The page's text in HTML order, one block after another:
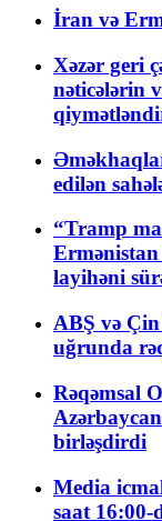
İran və
Xəzər geri
nəticələrin
edilən
“Tramp
Ermənistan
layihəni
ABŞ və
uğrunda
Rəqəmsal
birləşdirdi
Media
saat 16:00-